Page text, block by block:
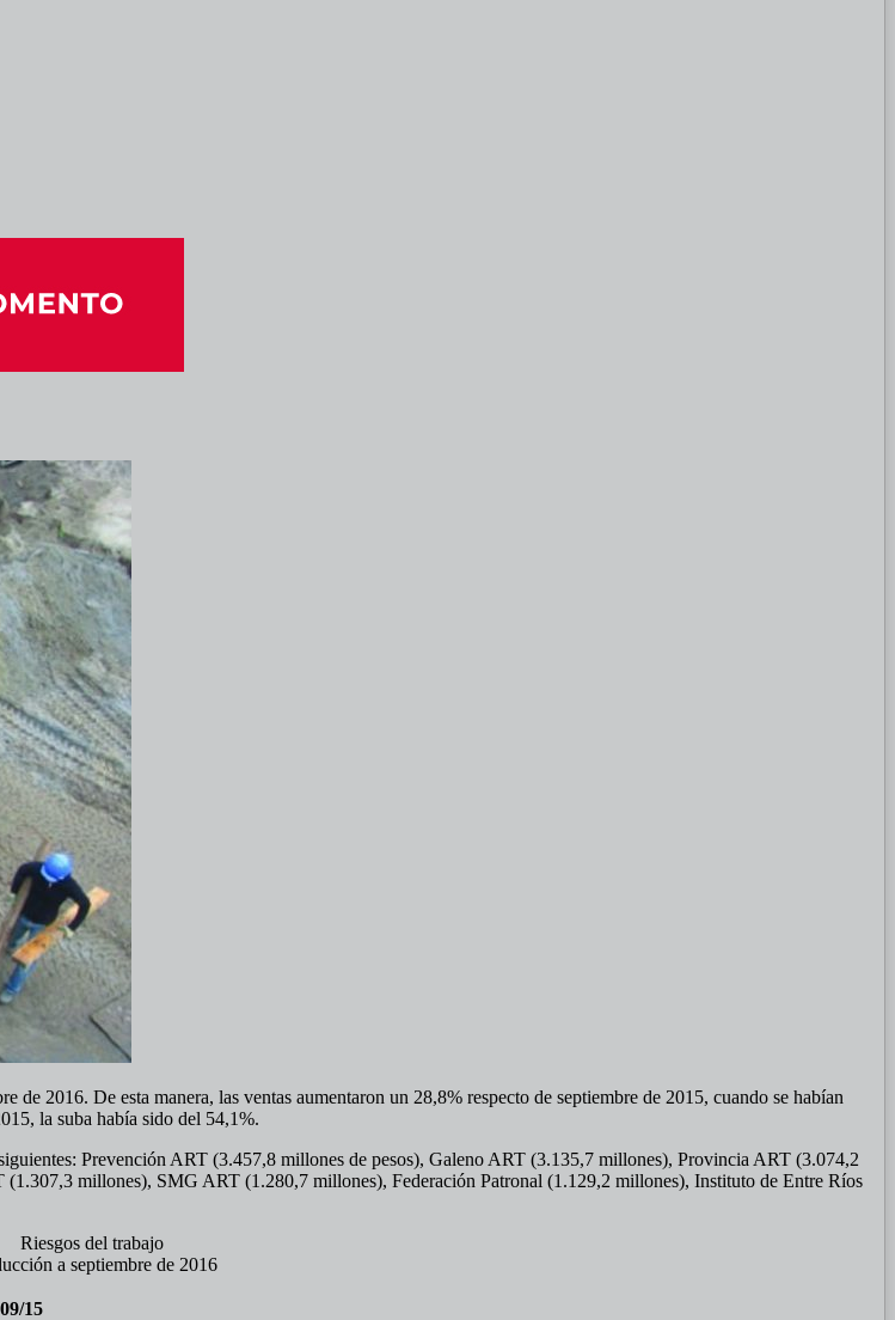
2016. De esta manera, las ventas aumentaron un 28,8% respecto de septiembre de 2015, cuando se habían
la suba había sido del 54,1%.
Prevención ART (3.457,8 millones de pesos), Galeno ART (3.135,7 millones), Provincia ART (3.074,2
millones), SMG ART (1.280,7 millones), Federación Patronal (1.129,2 millones), Instituto de Entre Ríos
Riesgos del trabajo
a septiembre de 2016
15